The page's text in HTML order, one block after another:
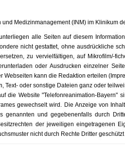
Medizinmanagement (INM) im Klinikum
alle Seiten auf diesem
nicht gestattet, ohne ausdrückliche
zu vervielfältigen, auf Mikrofilm/-
oder Ausdrucken einzelner
Webseiten kann die Redaktion erteilen
Text- oder sonstige Dateien ganz oder
die Website "Telefonreanimation-Bayern"
gewechselt wird. Die Anzeige von
genannten und gegebenenfalls durch
der jeweiligen eingetragenen
nicht durch Rechte Dritter